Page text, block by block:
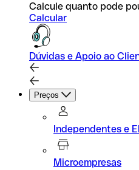
Calcule quanto pode
Calcular
Dúvidas e Apoio ao
Preços
Independentes e
Microempresas